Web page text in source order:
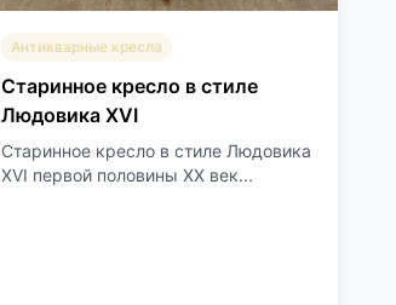
Антикварные кресла
Старинное кресло в стиле
Людовика XVI
Старинное кресло в стиле Людовика
XVI первой половины XX век...